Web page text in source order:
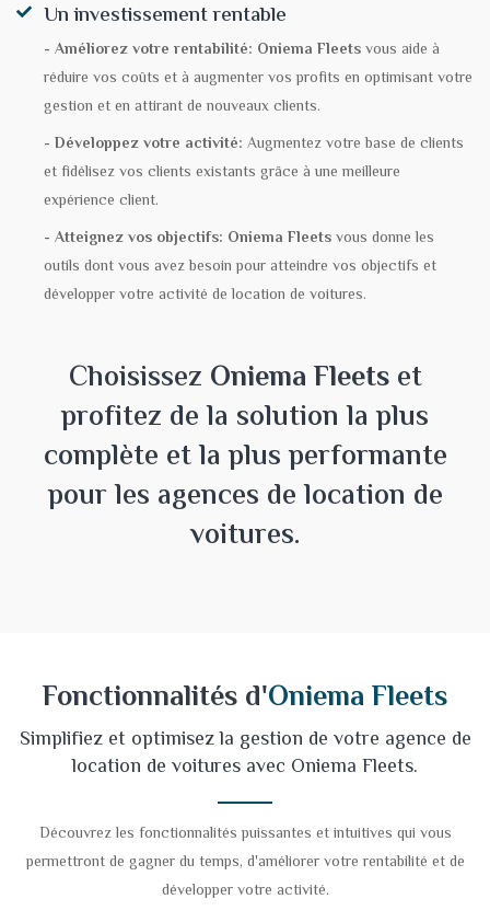
Un investissement rentable
- Améliorez votre rentabilité: Oniema Fleetsvous aide à
réduire vos coûts et à augmenter vos profits en optimisant votre
gestion et en attirant de nouveaux clients.
- Développez votre activité: Augmentez votre base de clients
et fidélisez vos clients existants grâce à une meilleure
expérience client.
- Atteignez vos objectifs: Oniema Fleetsvous donne les
outils dont vous avez besoin pour atteindre vos objectifs et
développer votre activité de location de voitures.
Choisissez Oniema Fleetset
profitez de la solution la plus
complète et la plus performante
pour les agences de location de
voitures.
Fonctionnalités d'Oniema Fleets
Simplifiez et optimisez la gestion de votre agence de
location de voitures avec Oniema Fleets.
Découvrez les fonctionnalités puissantes et intuitives qui vous
permettront de gagner du temps, d'améliorer votre rentabilité et de
développer votre activité.